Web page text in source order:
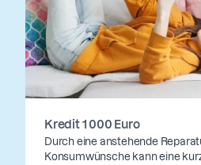
Kredit 1 000 Euro
Durch eine anstehende
Konsumwünsche kann eine